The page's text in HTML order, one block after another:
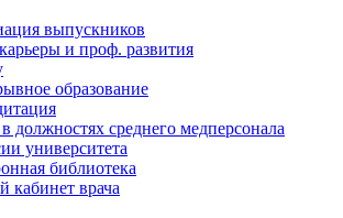
выпускников
и проф. развития
образование
должностях среднего медперсонала
университета
библиотека
кабинет врача